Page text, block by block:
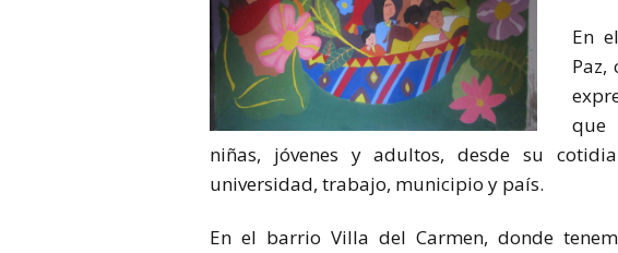
En
que
niñas, jóvenes y adultos, desde su
universidad, trabajo, municipio y país.
En el barrio Villa del Carmen, donde